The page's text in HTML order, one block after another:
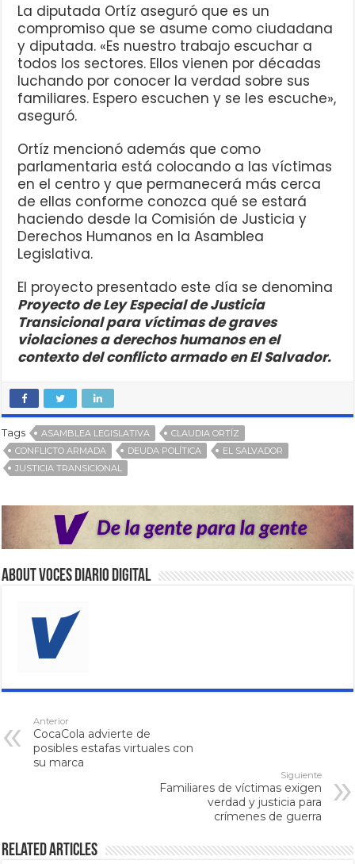
La diputada Ortíz aseguró que es un
compromiso que se asume como ciudadana
y diputada. «Es nuestro trabajo escuchar a
todos los sectores. Ellos vienen por décadas
luchando por conocer la verdad sobre sus
familiares. Espero escuchen y se les escuche»,
aseguró.
Ortíz mencionó además que como
parlamentaria está colocando a las víctimas
en el centro y que permanecerá más cerca
de ellas conforme conozca qué se estará
haciendo desde la Comisión de Justicia y
Derechos Humanos en la Asamblea
Legislativa.
El proyecto presentado este día se denomina
Proyecto de Ley Especial de Justicia
Transicional para víctimas de graves
violaciones a derechos humanos en el
contexto del conflicto armado en El Salvador.
Tags ASAMBLEA LEGISLATIVA
CLAUDIA ORTÍZ
CONFLICTO ARMADA
DEUDA POLÍTICA
EL SALVADOR
JUSTICIA TRANSICIONAL
About VOCES Diario digital
Anterior
CocaCola advierte de
posibles estafas virtuales con
su marca
Siguiente
Familiares de víctimas exigen
verdad y justicia para
crímenes de guerra
Related Articles